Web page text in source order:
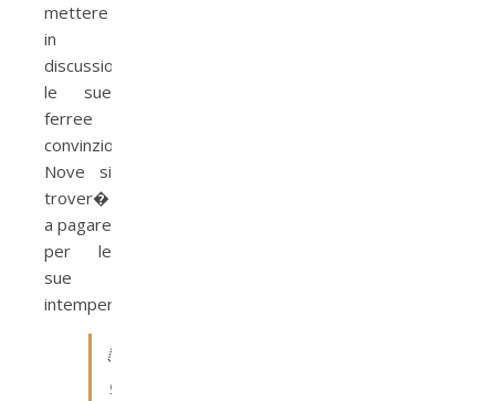
mettere
in
discussione
le sue
ferree
convinzioni,
Nove si
trover�
a pagare
per le
sue
intemperanze.
Q